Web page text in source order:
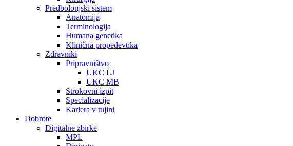
Predbolonjski sistem
Anatomija
Terminologija
Humana genetika
Klinična propedevtika
Zdravniki
Pripravništvo
UKC LJ
UKC MB
Strokovni izpit
Specializacije
Kariera v tujini
Dobrote
Digitalne zbirke
MPL